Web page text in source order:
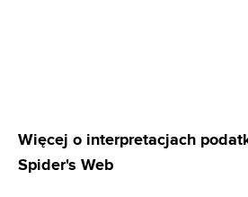
Więcej o interpretacjach
Spider's Web